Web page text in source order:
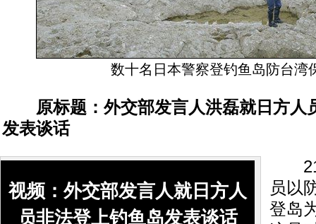
数十名日本警察登钓鱼岛防台湾
原标题：外交部发言人洪磊就日方人
发表谈话
视频：外交部发言人就日方人
员非法登上钓鱼岛发表谈话
21
员以
登岛